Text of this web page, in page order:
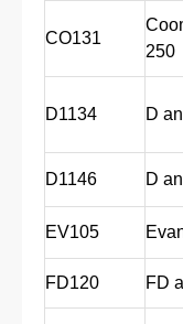
CO131
250
D1134 D
D1146 D
EV105
FD120 FD